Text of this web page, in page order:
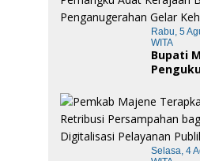
Rabu, 5
WITA
Bupati
dan
Gelar
Selasa, 4